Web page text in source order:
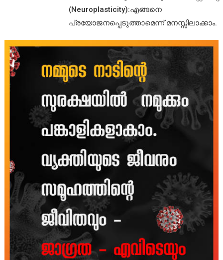
(Neuroplasticity):എങ്ങനെ
പ്രയോജനപ്പെടുത്താമെന്ന് മനസ്സിലാക്കാം.